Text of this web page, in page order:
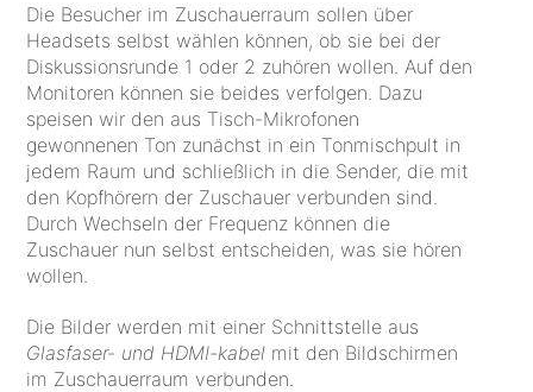
Die Besucher im Zuschauerraum sollen über
Headsets selbst wählen können, ob sie bei der
Diskussionsrunde 1 oder 2 zuhören wollen. Auf den
Monitoren können sie beides verfolgen. Dazu
speisen wir den aus Tisch-Mikrofonen
gewonnenen Ton zunächst in ein Tonmischpult in
jedem Raum und schließlich in die Sender, die mit
den Kopfhörern der Zuschauer verbunden sind.
Durch Wechseln der Frequenz können die
Zuschauer nun selbst entscheiden, was sie hören
wollen.
Die Bilder werden mit einer Schnittstelle aus
Glasfaser- und HDMI-kabel mit den Bildschirmen
im Zuschauerraum verbunden.